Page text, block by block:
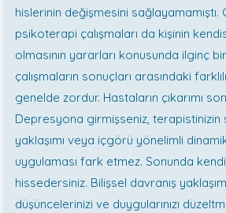
hislerinin değişmesini sağlayamamıştı.
psikoterapi çalışmaları da kişinin
olmasının yararları konusunda ilginç
çalışmaların sonuçları arasındaki
genelde zordur. Hastaların çıkarımı
Depresyona girmişseniz, terapistinizin
yaklaşımı veya içgörü yönelimli
uygulaması fark etmez. Sonunda
hissedersiniz. Bilişsel davranış
düşüncelerinizi ve duygularınızı